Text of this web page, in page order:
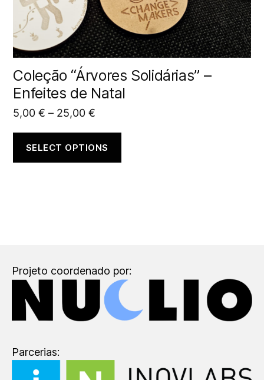
Coleção “Árvores Solidárias” –
Enfeites de Natal
5,00€ – 25,00€
SELECT OPTIONS
Projeto coordenado por:
Parcerias: